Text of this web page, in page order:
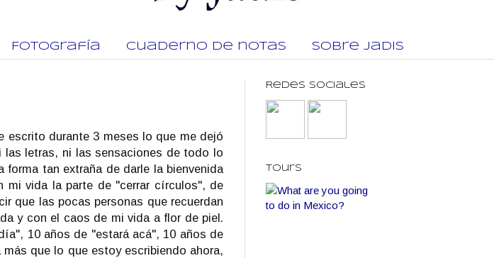
Fotografía Cuaderno de notas Sobre Jadis
escrito durante 3 meses lo que me dejó
las letras, ni las sensaciones de todo lo
tan extraña de darle la bienvenida
mi vida la parte de "cerrar círculos", de
que las pocas personas que recuerdan
y con el caos de mi vida a flor de piel.
10 años de "estará acá", 10 años de
que lo que estoy escribiendo ahora,
Redes Sociales
Tours